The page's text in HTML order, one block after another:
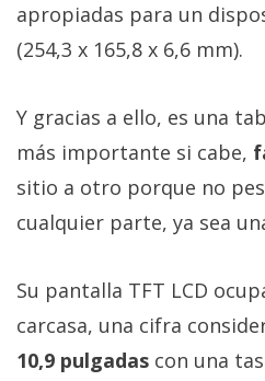
apropiadas para un
(254,3 x 165,8 x 6,6 mm).
Y gracias a ello, es una
más importante si cabe,
sitio a otro porque no
cualquier parte, ya sea
Su pantalla TFT LCD
carcasa, una cifra
10,9 pulgadas con una